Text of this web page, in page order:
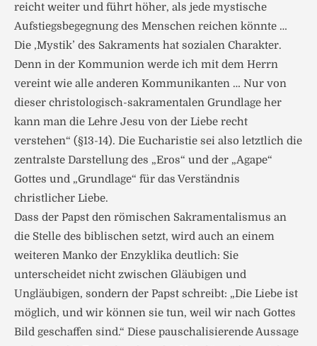
reicht weiter und führt höher, als jede mystische
Aufstiegsbegegnung des Menschen reichen könnte …
Die ‚Mystik’ des Sakraments hat sozialen Charakter.
Denn in der Kommunion werde ich mit dem Herrn
vereint wie alle anderen Kommunikanten … Nur von
dieser christologisch-sakramentalen Grundlage her
kann man die Lehre Jesu von der Liebe recht
verstehen“ (§13-14). Die Eucharistie sei also letztlich die
zentralste Darstellung des „Eros“ und der „Agape“
Gottes und „Grundlage“ für das Verständnis
christlicher Liebe.
Dass der Papst den römischen Sakramentalismus an
die Stelle des biblischen setzt, wird auch an einem
weiteren Manko der Enzyklika deutlich: Sie
unterscheidet nicht zwischen Gläubigen und
Ungläubigen, sondern der Papst schreibt: „Die Liebe ist
möglich, und wir können sie tun, weil wir nach Gottes
Bild geschaffen sind.“ Diese pauschalisierende Aussage